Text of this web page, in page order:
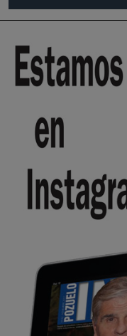
Pozuelo de Alarcón
Wayne Rooney era el
Pozuelo de Alarcón
🔴